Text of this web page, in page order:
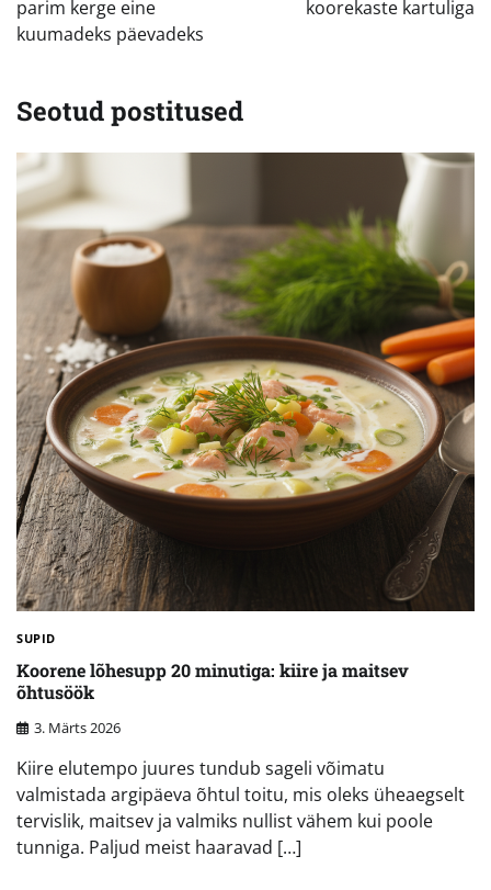
parim kerge eine
kuumadeks päevadeks
koorekaste kartuliga
Seotud postitused
SUPID
Koorene lõhesupp 20 minutiga: kiire ja maitsev
õhtusöök
3. Märts 2026
Kiire elutempo juures tundub sageli võimatu
valmistada argipäeva õhtul toitu, mis oleks üheaegselt
tervislik, maitsev ja valmiks nullist vähem kui poole
tunniga. Paljud meist haaravad […]